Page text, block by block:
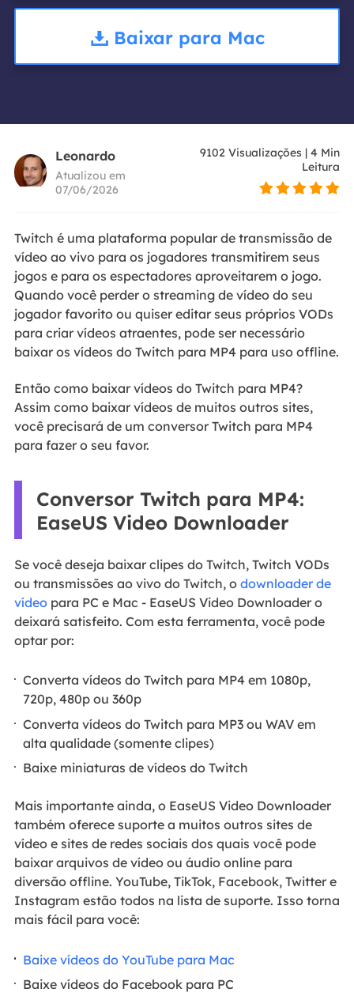
Baixar para Mac
Leonardo
Atualizou em
07/06/2026
9102 Visualizações |4 Min
Leitura
Twitch é uma plataforma popular de transmissão de
vídeo ao vivo para os jogadores transmitirem seus
jogos e para os espectadores aproveitarem o jogo.
Quando você perder o streaming de vídeo do seu
jogador favorito ou quiser editar seus próprios VODs
para criar vídeos atraentes, pode ser necessário
baixar os vídeos do Twitch para MP4 para uso offline.
Então como baixar vídeos do Twitch para MP4?
Assim como baixar vídeos de muitos outros sites,
você precisará de um conversor Twitch para MP4
para fazer o seu favor.
Conversor Twitch para MP4:
EaseUS Video Downloader
Se você deseja baixar clipes do Twitch, Twitch VODs
ou transmissões ao vivo do Twitch, o downloader de
vídeopara PC e Mac - EaseUS Video Downloader o
deixará satisfeito. Com esta ferramenta, você pode
optar por:
Converta vídeos do Twitch para MP4 em 1080p,
720p, 480p ou 360p
Converta vídeos do Twitch para MP3 ou WAV em
alta qualidade (somente clipes)
Baixe miniaturas de vídeos do Twitch
Mais importante ainda, o EaseUS Video Downloader
também oferece suporte a muitos outros sites de
vídeo e sites de redes sociais dos quais você pode
baixar arquivos de vídeo ou áudio online para
diversão offline. YouTube, TikTok, Facebook, Twitter e
Instagram estão todos na lista de suporte. Isso torna
mais fácil para você:
Baixe vídeos do YouTube para Mac
Baixe vídeos do Facebook para PC